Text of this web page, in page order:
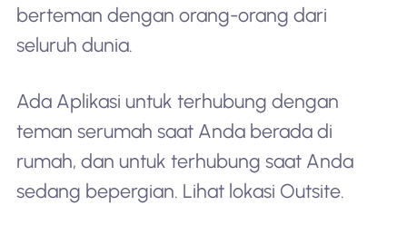
berteman dengan orang-orang dari
seluruh dunia.
Ada Aplikasi untuk terhubung dengan
teman serumah saat Anda berada di
rumah, dan untuk terhubung saat Anda
sedang bepergian. Lihat lokasi Outsite.